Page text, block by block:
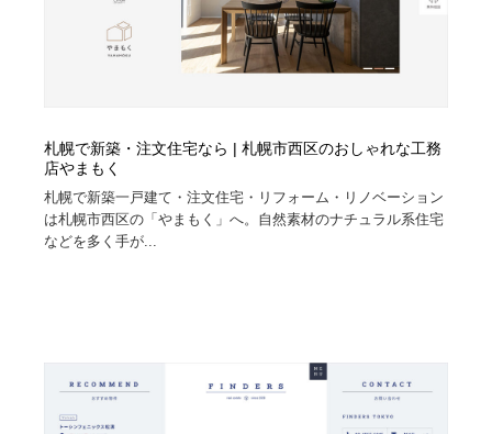
札幌で新築・注文住宅なら | 札幌市西区のおしゃれな工務
店やまもく
札幌で新築一戸建て・注文住宅・リフォーム・リノベーション
は札幌市西区の「やまもく」へ。自然素材のナチュラル系住宅
などを多く手が...